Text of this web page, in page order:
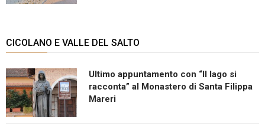
CICOLANO E VALLE DEL SALTO
Ultimo appuntamento con “Il lago si
racconta” al Monastero di Santa Filippa
Mareri